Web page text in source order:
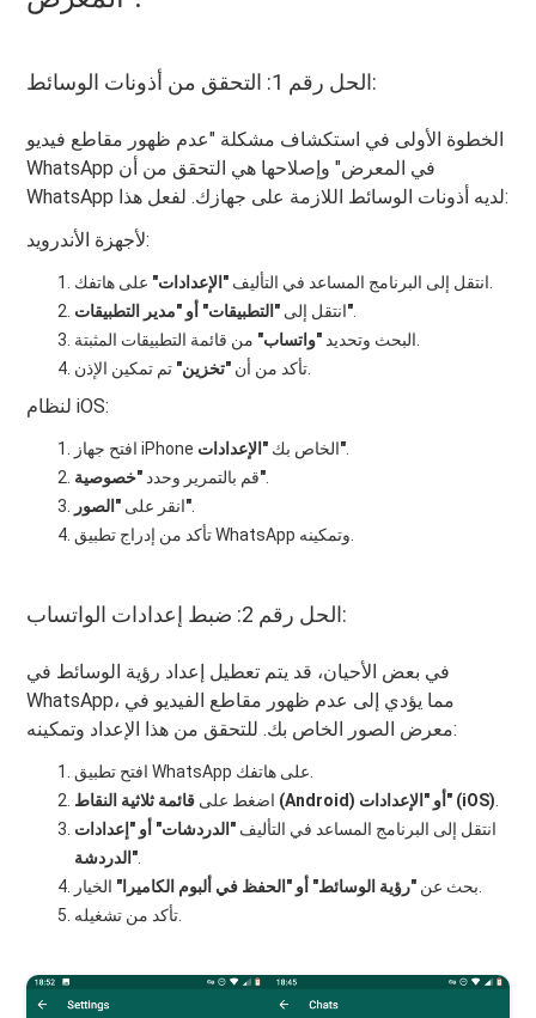
الحل رقم 1: التحقق من أذونات الوسائط:
الخطوة الأولى في استكشاف مشكلة "عدم ظهور مقاطع فيديو
WhatsApp في المعرض" وإصلاحها هي التحقق من أن
WhatsApp لديه أذونات الوسائط اللازمة على جهازك. لفعل هذا:
لأجهزة الأندرويد:
انتقل إلى البرنامج المساعد في التأليف "الإعدادات"
انتقل إلى"التطبيقات" أو "مدير التطبيقات"
البحث وتحديد "واتساب"
تأكد من أن "تخزين"
لنظام iOS:
افتح جهاز iPhone الخاص بك"الإعدادات"
قم بالتمرير وحدد"خصوصية"
انقر على"الصور"
الحل رقم 2: ضبط إعدادات الواتساب:
في بعض الأحيان، قد يتم تعطيل إعداد رؤية الوسائط في
WhatsApp، مما يؤدي إلى عدم ظهور مقاطع الفيديو في
معرض الصور الخاص بك. للتحقق من هذا الإعداد وتمكينه:
اضغط على
قائمة ثلاثية النقاط (Android) أو "الإعدادات" (iOS)
انتقل إلى البرنامج المساعد في التأليف "الدردشات" أو "إعدادات
الدردشة"
بحث عن "رؤية الوسائط" أو "الحفظ في ألبوم الكاميرا"